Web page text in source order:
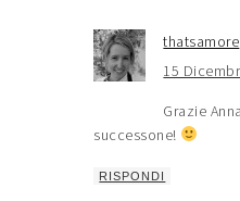
thatsamore
15
Grazie
successone!
RISPONDI